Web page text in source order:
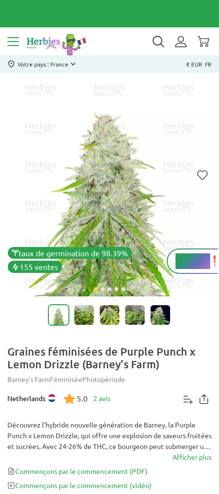
Votre pays : France € EUR FR
taux de germination de 98.39%
155 ventes
24 - 26%
THC
Graines féminisées de Purple Punch x
Lemon Drizzle (Barney’s Farm)
Barney's FarmFéminiséePhotopériode
Netherlands 5.0 2 avis
Découvrez l'hybride nouvelle génération de Barney, la Purple
Punch x Lemon Drizzle, qui offre une explosion de saveurs fruitées
et sucrées. Avec 24-26% de THC, ce bourgeon peut submerger un
utilisateur occasionnel ou ravir un consommateur aguerri pendant
des heures. Malgré sa dominance Indica procurant une détente
profonde, la variété stimule suffisamment pour être votre alliée
lors de fêtes, d'exercices ou de balades à vélo.
Afficher plus
Commençons par le commencement (PDF)
Commençons par le commencement (vidéo)